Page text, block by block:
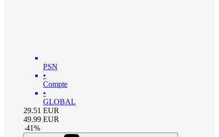
PSN
•
Compte
•
GLOBAL
29.51 EUR
49.99 EUR
-41%